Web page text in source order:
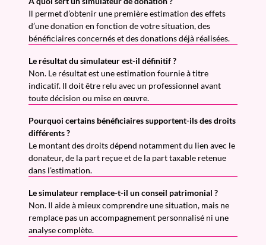
Il permet d’obtenir une première estimation des effets
d’une donation en fonction de votre situation, des
bénéficiaires concernés et des donations déjà réalisées.
Le résultat du simulateur est-il définitif ?
Non. Le résultat est une estimation fournie à titre
indicatif. Il doit être relu avec un professionnel avant
toute décision ou mise en œuvre.
Pourquoi certains bénéficiaires supportent-ils des droits
différents ?
Le montant des droits dépend notamment du lien avec le
donateur, de la part reçue et de la part taxable retenue
dans l’estimation.
Le simulateur remplace-t-il un conseil patrimonial ?
Non. Il aide à mieux comprendre une situation, mais ne
remplace pas un accompagnement personnalisé ni une
analyse complète.